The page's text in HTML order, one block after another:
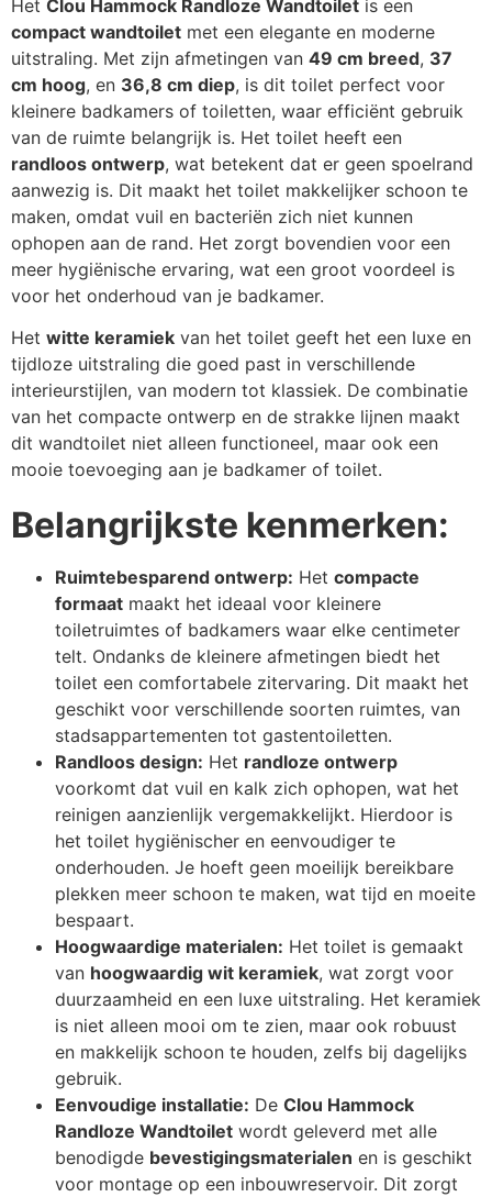
Het Clou Hammock Randloze Wandtoilet is een
compact wandtoilet met een elegante en moderne
uitstraling. Met zijn afmetingen van 49 cm breed, 37
cm hoog, en 36,8 cm diep, is dit toilet perfect voor
kleinere badkamers of toiletten, waar efficiënt gebruik
van de ruimte belangrijk is. Het toilet heeft een
randloos ontwerp, wat betekent dat er geen spoelrand
aanwezig is. Dit maakt het toilet makkelijker schoon te
maken, omdat vuil en bacteriën zich niet kunnen
ophopen aan de rand. Het zorgt bovendien voor een
meer hygiënische ervaring, wat een groot voordeel is
voor het onderhoud van je badkamer.
Het witte keramiek van het toilet geeft het een luxe en
tijdloze uitstraling die goed past in verschillende
interieurstijlen, van modern tot klassiek. De combinatie
van het compacte ontwerp en de strakke lijnen maakt
dit wandtoilet niet alleen functioneel, maar ook een
mooie toevoeging aan je badkamer of toilet.
Belangrijkste kenmerken:
Ruimtebesparend ontwerp: Het compacte
formaat maakt het ideaal voor kleinere
toiletruimtes of badkamers waar elke centimeter
telt. Ondanks de kleinere afmetingen biedt het
toilet een comfortabele zitervaring. Dit maakt het
geschikt voor verschillende soorten ruimtes, van
stadsappartementen tot gastentoiletten.
Randloos design: Het randloze ontwerp
voorkomt dat vuil en kalk zich ophopen, wat het
reinigen aanzienlijk vergemakkelijkt. Hierdoor is
het toilet hygiënischer en eenvoudiger te
onderhouden. Je hoeft geen moeilijk bereikbare
plekken meer schoon te maken, wat tijd en moeite
bespaart.
Hoogwaardige materialen: Het toilet is gemaakt
van hoogwaardig wit keramiek, wat zorgt voor
duurzaamheid en een luxe uitstraling. Het keramiek
is niet alleen mooi om te zien, maar ook robuust
en makkelijk schoon te houden, zelfs bij dagelijks
gebruik.
Eenvoudige installatie: De Clou Hammock
Randloze Wandtoilet wordt geleverd met alle
benodigde bevestigingsmaterialen en is geschikt
voor montage op een inbouwreservoir. Dit zorgt